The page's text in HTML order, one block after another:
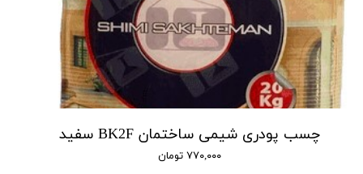
چسب پودری شیمی ساختمان BK2F سفید
۷۷۰,۰۰۰ تومان